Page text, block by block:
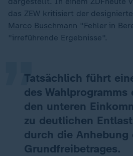
das ZEW kritisiert der
Marco Buschmann "Fehler in
"irreführende Ergebnisse".
Tatsächlich führt
des Wahlprogramms
den unteren
zu deutlichen
durch die Anhebung
Grundfreibetrages.
„